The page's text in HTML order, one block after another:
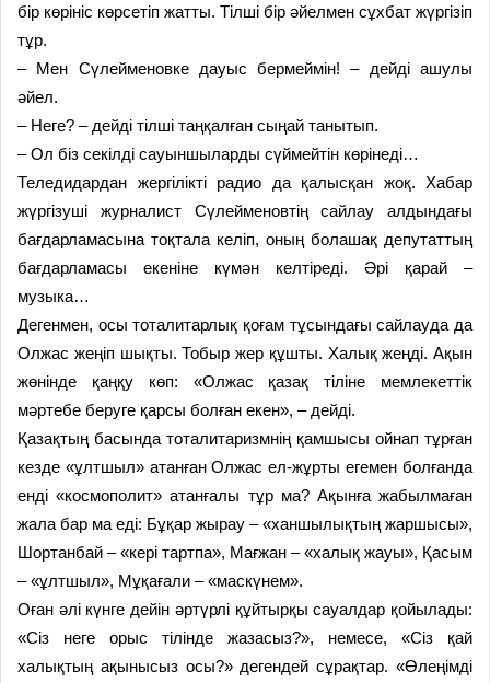
бір көрініс көрсетіп жатты. Тілші бір әйелмен сұхбат жүргізіп
тұр.
– Мен Сүлейменовке дауыс бермеймін! – дейді ашулы
әйел.
– Неге? – дейді тілші таңқалған сыңай танытып.
– Ол біз секілді сауыншыларды сүймейтін көрінеді…
Теледидардан жергілікті радио да қалысқан жоқ. Хабар
жүргізуші журналист Сүлейменовтің сайлау алдындағы
бағдарламасына тоқтала келіп, оның болашақ депутаттың
бағдарламасы екеніне күмән келтіреді. Әрі қарай –
музыка…
Дегенмен, осы тоталитарлық қоғам тұсындағы сайлауда да
Олжас жеңіп шықты. Тобыр жер құшты. Халық жеңді. Ақын
жөнінде қаңқу көп: «Олжас қазақ тіліне мемлекеттік
мәртебе беруге қарсы болған екен», – дейді.
Қазақтың басында тоталитаризмнің қамшысы ойнап тұрған
кезде «ұлтшыл» атанған Олжас ел-жұрты егемен болғанда
енді «космополит» атанғалы тұр ма? Ақынға жабылмаған
жала бар ма еді: Бұқар жырау – «ханшылықтың жаршысы»,
Шортанбай – «кері тартпа», Мағжан – «халық жауы», Қасым
– «ұлтшыл», Мұқағали – «маскүнем».
Оған әлі күнге дейін әртүрлі құйтырқы сауалдар қойылады:
«Сіз неге орыс тілінде жазасыз?», немесе, «Сіз қай
халықтың ақынысыз осы?» дегендей сұрақтар. «Өлеңімді